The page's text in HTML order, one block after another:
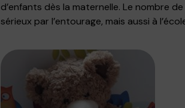
d’enfants dès la maternelle. Le nombre
sérieux par l’entourage, mais aussi à